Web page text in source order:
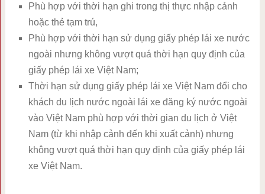
Phù hợp với thời hạn ghi trong thị thực nhập cảnh
hoặc thẻ tạm trú,
Phù hợp với thời hạn sử dụng giấy phép lái xe nước
ngoài nhưng không vượt quá thời hạn quy định của
giấy phép lái xe Việt Nam;
Thời hạn sử dụng giấy phép lái xe Việt Nam đổi cho
khách du lịch nước ngoài lái xe đăng ký nước ngoài
vào Việt Nam phù hợp với thời gian du lịch ở Việt
Nam (từ khi nhập cảnh đến khi xuất cảnh) nhưng
không vượt quá thời hạn quy định của giấy phép lái
xe Việt Nam.